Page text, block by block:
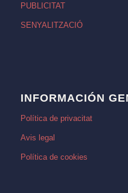
PUBLICITAT
SENYALITZACIÓ
INFORMACIÓN
Política de privacitat
Avis legal
Política de cookies